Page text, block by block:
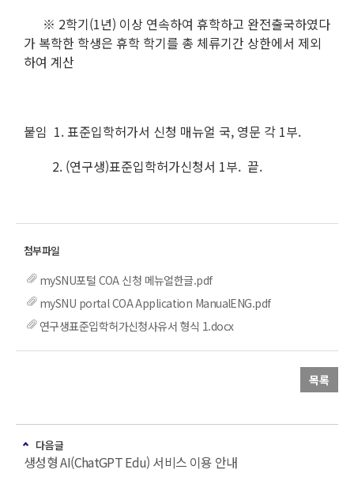
※ 2학기(1년) 이상 연속하여 휴학하고 완전출국하였다
가 복학한 학생은 휴학 학기를 총 체류기간 상한에서 제외
하여 계산
붙임 1. 표준입학허가서 신청 매뉴얼 국, 영문 각 1부.
2. (연구생)표준입학허가신청서 1부. 끝.
mySNU포털 COA 신청 메뉴얼한글.pdf
mySNU portal COA Application ManualENG.pdf
연구생표준입학허가신청사유서 형식 1.docx
목록
다음글
생성형 AI(ChatGPT Edu) 서비스 이용 안내